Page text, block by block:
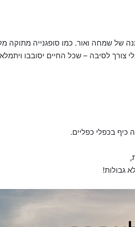
של שמחה ואור. כמו סופגנייה מתוקה
לסיבה – שכל החיים יסובבו
כיף בכפלי כפליים.
גבולות!